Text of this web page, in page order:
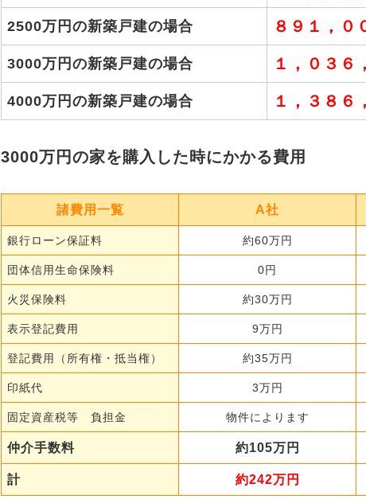
2500万円の新築戸建の場合 ８９１，０
3000万円の新築戸建の場合 １，０３６
4000万円の新築戸建の場合 １，３８６
3000万円の家を購入した時にかかる費用
諸費用一覧 A社
銀行ローン保証料 約60万円
団体信用生命保険料 0円
火災保険料 約30万円
表示登記費用 9万円
登記費用（所有権・抵当権） 約35万円
印紙代 3万円
固定資産税等 負担金 物件によります
仲介手数料 約105万円
計 約242万円